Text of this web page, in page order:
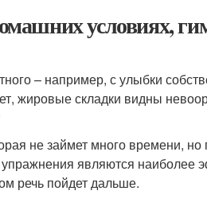
условиях,
– например, с улыбки
жировые складки видны
не займет много времени, но
упражнения являются
речь пойдет дальше.